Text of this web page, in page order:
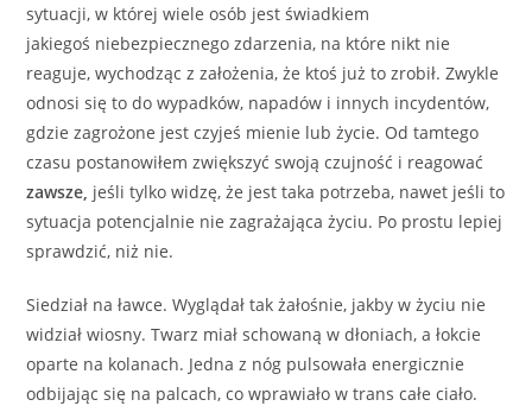
sytuacji, w której wiele osób jest świadkiem
jakiegoś niebezpiecznego zdarzenia, na które nikt nie
reaguje, wychodząc z założenia, że ktoś już to zrobił. Zwykle
odnosi się to do wypadków, napadów i innych incydentów,
gdzie zagrożone jest czyjeś mienie lub życie. Od tamtego
czasu postanowiłem zwiększyć swoją czujność i reagować
zawsze, jeśli tylko widzę, że jest taka potrzeba, nawet jeśli to
sytuacja potencjalnie nie zagrażająca życiu. Po prostu lepiej
sprawdzić, niż nie.
Siedział na ławce. Wyglądał tak żałośnie, jakby w życiu nie
widział wiosny. Twarz miał schowaną w dłoniach, a łokcie
oparte na kolanach. Jedna z nóg pulsowała energicznie
odbijając się na palcach, co wprawiało w trans całe ciało.